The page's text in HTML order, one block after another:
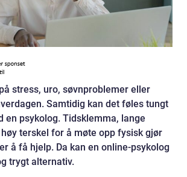
stress, uro, søvnproblemer eller
Samtidig kan det føles tungt
en psykolog. Tidsklemma, lange
terskel for å møte opp fysisk gjør
å få hjelp. Da kan en online-psykolog
trygt alternativ.